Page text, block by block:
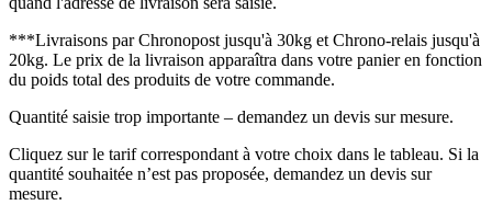
***Livraisons par Chronopost jusqu'à 30kg et Chrono-relais jusqu'à
20kg. Le prix de la livraison apparaîtra dans votre panier en fonction
du poids total des produits de votre commande.
Quantité saisie trop importante – demandez un devis sur mesure.
Cliquez sur le tarif correspondant à votre choix dans le tableau. Si la
quantité souhaitée n’est pas proposée, demandez un devis sur
mesure.